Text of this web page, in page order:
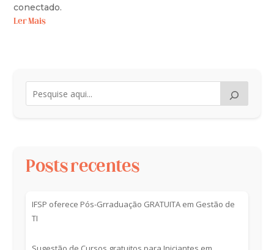
conectado.
Ler Mais
Posts recentes
IFSP oferece Pós-Grraduação GRATUITA em Gestão de
TI